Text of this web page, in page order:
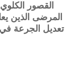
القصور
المرضى الذين
تعديل الجرعة